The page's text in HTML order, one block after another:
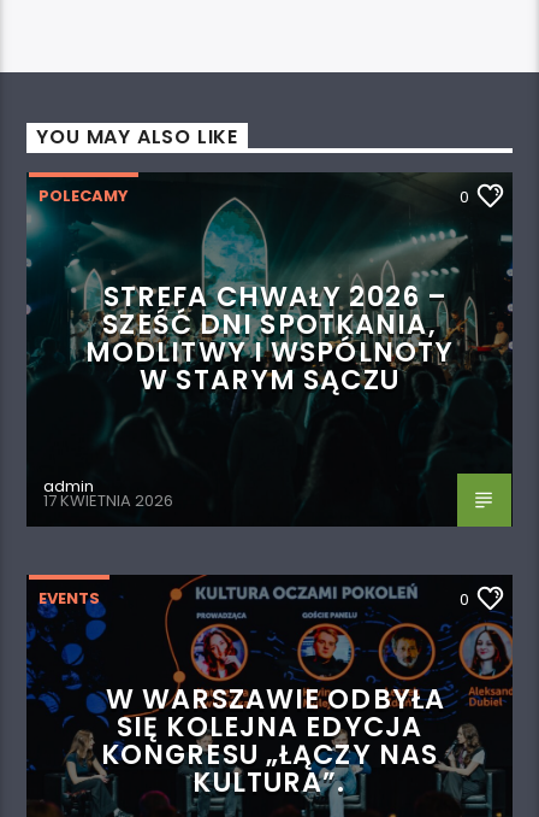
YOU MAY ALSO LIKE
POLECAMY 0
STREFA CHWAŁY 2026 –
SZEŚĆ DNI SPOTKANIA,
MODLITWY I WSPÓLNOTY
W STARYM SĄCZU
admin
17 KWIETNIA 2026
EVENTS 0
W WARSZAWIE ODBYŁA
SIĘ KOLEJNA EDYCJA
KONGRESU „ŁĄCZY NAS
KULTURA”.